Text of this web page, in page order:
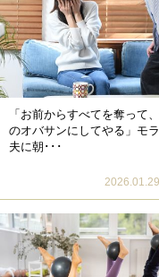
「お前からすべてを奪って
のオバサンにしてやる」モ
夫に朝･･･
2026.01.29